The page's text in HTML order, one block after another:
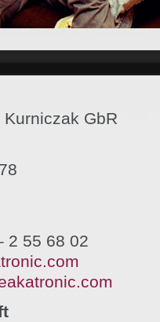
GbR
2 55 68 02